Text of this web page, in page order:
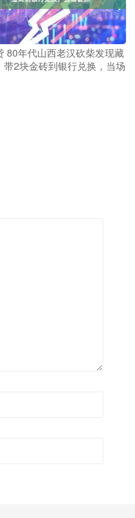
80年代山西老汉砍柴发现藏
带2块金砖到银行兑换，当场